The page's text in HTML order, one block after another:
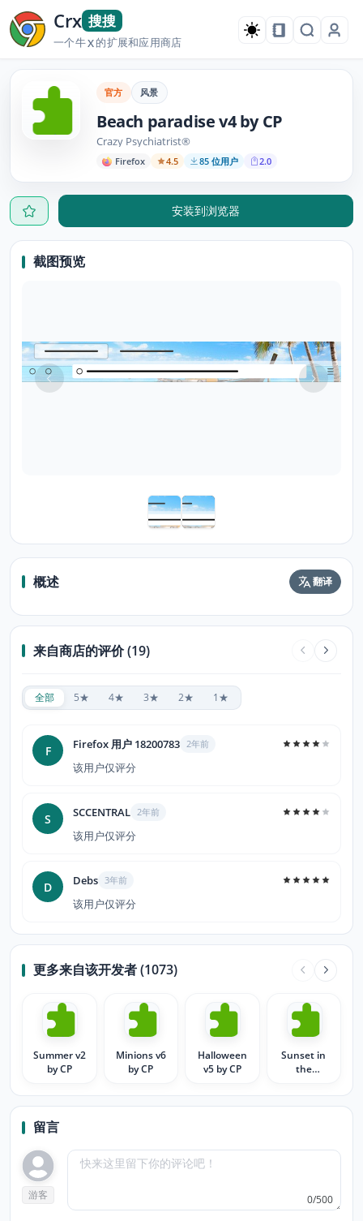
Crx 搜搜
一个牛X的扩展和应用商店
官方 风景
Beach paradise v4 by CP
Crazy Psychiatrist®
Firefox 4.5 85 位用户 2.0
安装到浏览器
截图预览
概述 翻译
来自商店的评价 (19)
全部 5★ 4★ 3★ 2★ 1★
F Firefox 用户 18200783 2年前
该用户仅评分
S SCCENTRAL 2年前
该用户仅评分
D Debs 3年前
该用户仅评分
更多来自该开发者 (1073)
Summer v2
by CP
Minions v6
by CP
Halloween
v5 by CP
Sunset in
the
by CP
留言
游客 0/500